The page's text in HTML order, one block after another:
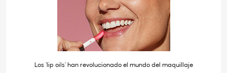
Los ‘lip oils’ han revolucionado el mundo del maquillaje